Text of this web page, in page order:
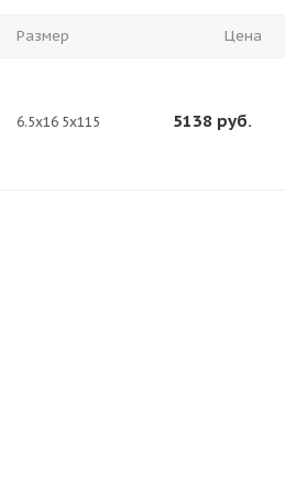
Размер Цена
6.5x16 5x115 5138 руб.